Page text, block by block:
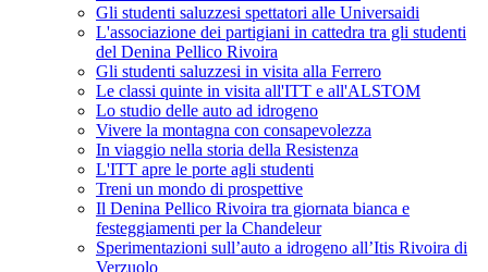
Gli studenti saluzzesi spettatori alle Universaidi
L'associazione dei partigiani in cattedra tra gli studenti
del Denina Pellico Rivoira
Gli studenti saluzzesi in visita alla Ferrero
Le classi quinte in visita all'ITT e all'ALSTOM
Lo studio delle auto ad idrogeno
Vivere la montagna con consapevolezza
In viaggio nella storia della Resistenza
L'ITT apre le porte agli studenti
Treni un mondo di prospettive
Il Denina Pellico Rivoira tra giornata bianca e
festeggiamenti per la Chandeleur
Sperimentazioni sull’auto a idrogeno all’Itis Rivoira di
Verzuolo